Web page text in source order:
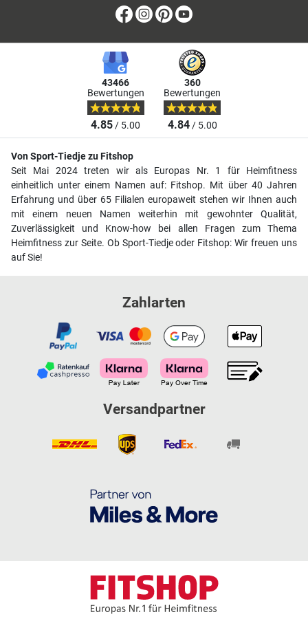
Facebook
Instagram
Pinterest
43466
Bewertungen
4.85/ 5.00
360
Bewertungen
4.84/ 5.00
Von Sport-Tiedje zu Fitshop
Seit Mai 2024 treten wir als Europas Nr. 1 für Heimfitness
einheitlich unter einem Namen auf: Fitshop. Mit über 40 Jahren
Erfahrung und über 65 Filialen europaweit stehen wir Ihnen auch
mit einem neuen Namen weiterhin mit gewohnter Qualität,
Zuverlässigkeit und Know-how bei allen Fragen zum Thema
Heimfitness zur Seite. Ob Sport-Tiedje oder Fitshop: Wir freuen uns
auf Sie!
Zahlarten
Versandpartner